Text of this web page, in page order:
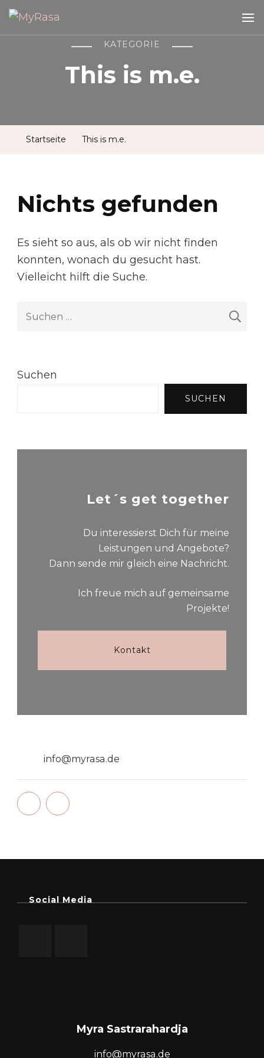
MyRasa
Illustration & Design
KATEGORIE
This is m.e.
Startseite This is m.e.
Nichts gefunden
Es sieht so aus, als ob wir nicht finden
konnten, wonach du gesucht hast.
Vielleicht hilft die Suche.
Suche
Suchen
SUCHEN
Let´s get together
Du interessierst Dich für meine
Leistungen und Angebote?
Dann sende mir gleich eine Nachricht.
Ich freue mich auf gemeinsame
Projekte!
Kontakt
info@myrasa.de
Social Media
Myra Sastrarahardja
info@myrasa.de